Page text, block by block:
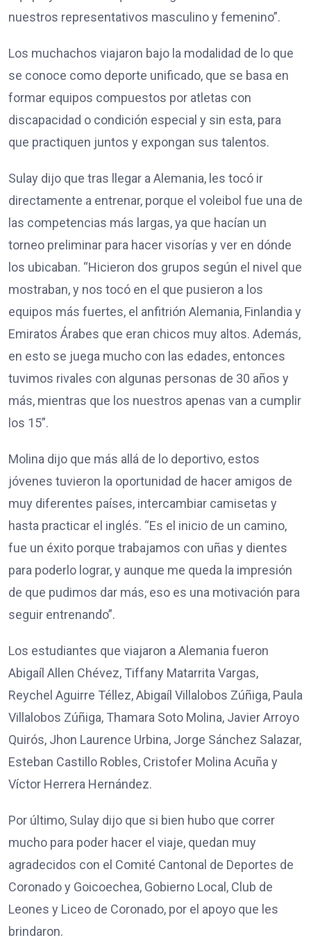
nuestros representativos masculino y femenino”.
Los muchachos viajaron bajo la modalidad de lo que
se conoce como deporte unificado, que se basa en
formar equipos compuestos por atletas con
discapacidad o condición especial y sin esta, para
que practiquen juntos y expongan sus talentos.
Sulay dijo que tras llegar a Alemania, les tocó ir
directamente a entrenar, porque el voleibol fue una de
las competencias más largas, ya que hacían un
torneo preliminar para hacer visorías y ver en dónde
los ubicaban. “Hicieron dos grupos según el nivel que
mostraban, y nos tocó en el que pusieron a los
equipos más fuertes, el anfitrión Alemania, Finlandia y
Emiratos Árabes que eran chicos muy altos. Además,
en esto se juega mucho con las edades, entonces
tuvimos rivales con algunas personas de 30 años y
más, mientras que los nuestros apenas van a cumplir
los 15”.
Molina dijo que más allá de lo deportivo, estos
jóvenes tuvieron la oportunidad de hacer amigos de
muy diferentes países, intercambiar camisetas y
hasta practicar el inglés. “Es el inicio de un camino,
fue un éxito porque trabajamos con uñas y dientes
para poderlo lograr, y aunque me queda la impresión
de que pudimos dar más, eso es una motivación para
seguir entrenando”.
Los estudiantes que viajaron a Alemania fueron
Abigaíl Allen Chévez, Tiffany Matarrita Vargas,
Reychel Aguirre Téllez, Abigaíl Villalobos Zúñiga, Paula
Villalobos Zúñiga, Thamara Soto Molina, Javier Arroyo
Quirós, Jhon Laurence Urbina, Jorge Sánchez Salazar,
Esteban Castillo Robles, Cristofer Molina Acuña y
Víctor Herrera Hernández.
Por último, Sulay dijo que si bien hubo que correr
mucho para poder hacer el viaje, quedan muy
agradecidos con el Comité Cantonal de Deportes de
Coronado y Goicoechea, Gobierno Local, Club de
Leones y Liceo de Coronado, por el apoyo que les
brindaron.